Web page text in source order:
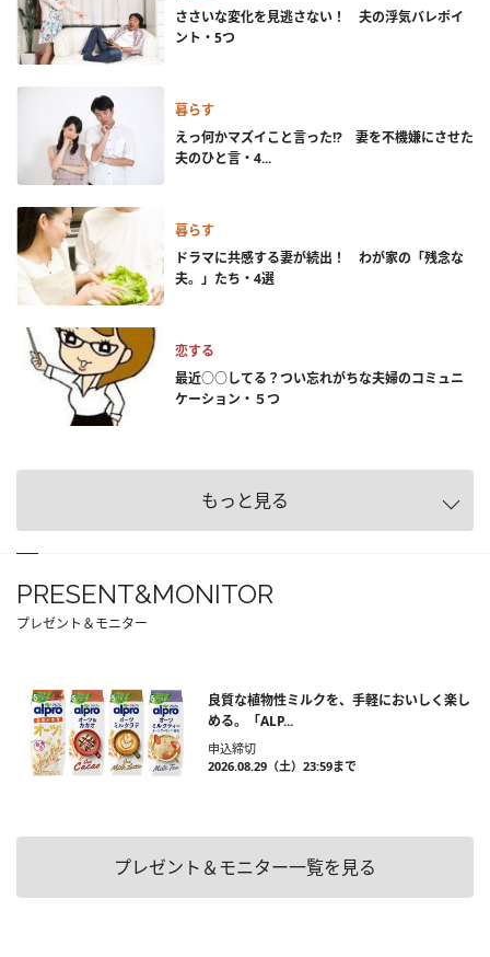
ささいな変化を見逃さない！ 夫の浮気バレポイ
ント・5つ
暮らす
えっ何かマズイこと言った!? 妻を不機嫌にさせた
夫のひと言・4...
暮らす
ドラマに共感する妻が続出！ わが家の「残念な
夫。」たち・4選
恋する
最近○○してる？つい忘れがちな夫婦のコミュニ
ケーション・５つ
もっと見る
PRESENT&MONITOR
プレゼント＆モニター
良質な植物性ミルクを、手軽においしく楽し
める。「ALP...
申込締切
2026.08.29（土）23:59まで
プレゼント＆モニター一覧を見る